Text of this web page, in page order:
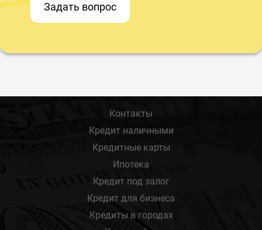
Задать вопрос
Контакты
Кредит наличными
Кредитные карты
Ипотека
Кредит под залог
Кредит для бизнеса
Кредиты в городах